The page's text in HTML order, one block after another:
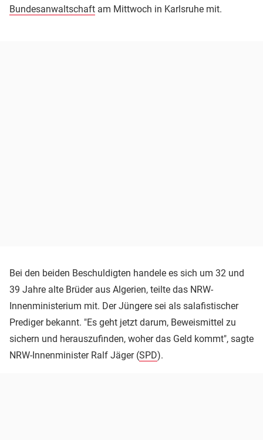
Bundesanwaltschaft am Mittwoch in Karlsruhe mit.
Bei den beiden Beschuldigten handele es sich um 32 und
39 Jahre alte Brüder aus Algerien, teilte das NRW-
Innenministerium mit. Der Jüngere sei als salafistischer
Prediger bekannt. "Es geht jetzt darum, Beweismittel zu
sichern und herauszufinden, woher das Geld kommt", sagte
NRW-Innenminister Ralf Jäger (SPD).